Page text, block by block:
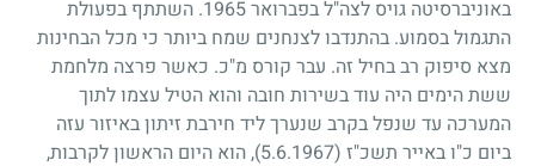
באוניברסיטה גויס לצה"ל בפברואר1965. השתתף בפעולת
התגמול בסמוע. בהתנדבו לצנחנים שמח ביותר כי מכל הבחינות
מצא סיפוק רב בחיל זה. עבר קורס מ"כ. כאשר פרצה מלחמת
ששת הימים היה עוד בשירות חובה והוא הטיל עצמו לתוך
המערכה עד שנפל בקרב שנערך ליד חירבת זיתון באיזור עזה
ביום כ"ו באייר תשכ"ז (5.6.1967)
, הוא היום הראשון לקרבות,